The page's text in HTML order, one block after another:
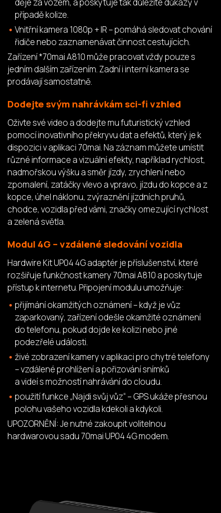
děje za vozem, a poskytuje tak důležité důkazy v
případě kolize.
Vnitřní kamera 1080p + IR – pomáhá sledovat chování
řidiče nebo zaznamenávat činnost cestujících.
Zařízení *70mai A810 může pracovat vždy pouze s
jedním dalším zařízením. Zadní i interní kamera se
prodávají samostatně.
Dodejte svým nahrávkám sci-fi vzhled
Oživte své video a dodejte mu futuristický vzhled
pomocí inovativního překryvu dat a efektů, který je k
dispozici v aplikaci 70mai. Na záznam můžete umístit
různé informace a vizuální efekty, například rychlost,
nadmořskou výšku a směr jízdy, zrychlení nebo
zpomalení, zatáčky vlevo a vpravo, jízdu do kopce a z
kopce, úhel náklonu, zvýraznění jízdních pruhů,
chodce, vozidla před vámi, značky omezující rychlost
a zelená světla.
Modul 4G – vzdálené sledování vozidla
Hardwire Kit UP04 4G adaptér je příslušenství, které
rozšiřuje funkčnost kamery 70mai A810 a poskytuje
přístup k internetu. Připojení modulu umožňuje:
přijímání okamžitých oznámení – když je vůz
zaparkovaný, zařízení odešle okamžité oznámení
do telefonu, pokud dojde ke kolizi nebo jiné
podezřelé události.
živé zobrazení kamery v aplikaci pro chytré telefony
– vzdálené prohlížení a pořizování snímků
a videí s možností nahrávání do cloudu.
použití funkce „Najdi svůj vůz“ – GPS ukáže přesnou
polohu vašeho vozidla kdekoli a kdykoli.
UPOZORNĚNÍ: Je nutné zakoupit volitelnou
hardwarovou sadu 70mai UP04 4G modem.